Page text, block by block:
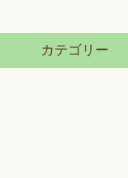
カテゴリー